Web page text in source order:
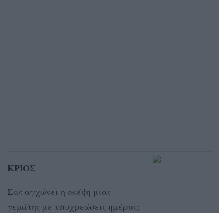
ΚΡΙΟΣ
Σας αγχώνει η σκέψη μιας
γεμάτης με υποχρεώσεις ημέρας;